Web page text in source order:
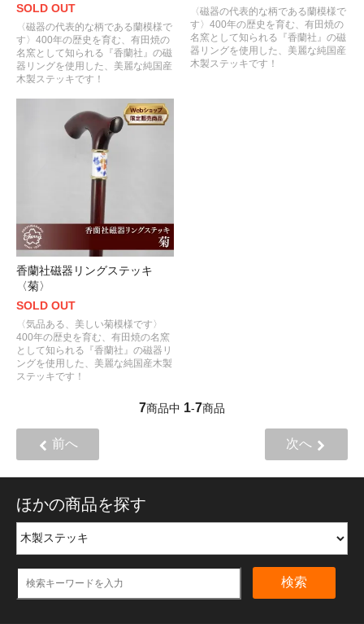
SOLD OUT
〈磁器の代表的な柄である蘭模様で
す〉400年の歴史を育む、有田焼の
名窯として知られる『香蘭社』の磁
器リングを使用した、美麗な純国産
木製ステッキです！
〈磁器の代表的な柄である蘭模様で
す〉400年の歴史を育む、有田焼の
名窯として知られる『香蘭社』の磁
器リングを使用した、美麗な純国産
木製ステッキです！
香蘭社磁器リングステッキ
〈菊〉
SOLD OUT
〈気品ある、美しい菊模様です〉
400年の歴史を育む、有田焼の名窯
として知られる『香蘭社』の磁器リ
ングを使用した、美麗な純国産木製
ステッキです！
7商品中 1-7商品
前へ 次へ
ほかの商品を探す
検索